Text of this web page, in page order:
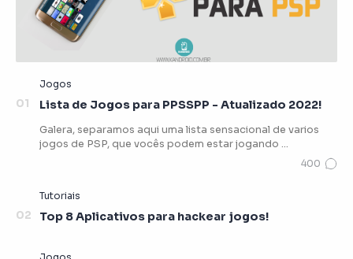
Lista de Jogos para PPSSPP - Atualizado 2022!
Galera, separamos aqui uma lista sensacional de varios
jogos de PSP, que vocês podem estar jogando …
Top 8 Aplicativos para hackear jogos!